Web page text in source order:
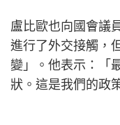
盧比歐也向國會議
進行了外交接觸，
變」。他表示：「
狀。這是我們的政